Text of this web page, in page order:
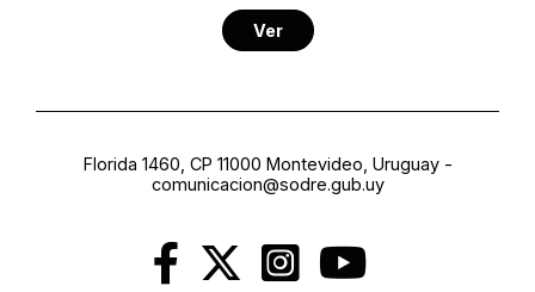
Ver
Florida 1460, CP 11000 Montevideo, Uruguay-
comunicacion@sodre.gub.uy